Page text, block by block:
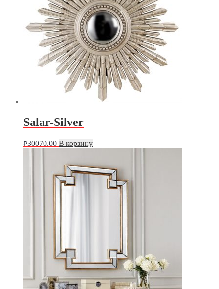
Salar-Silver
₽30070.00 В корзину